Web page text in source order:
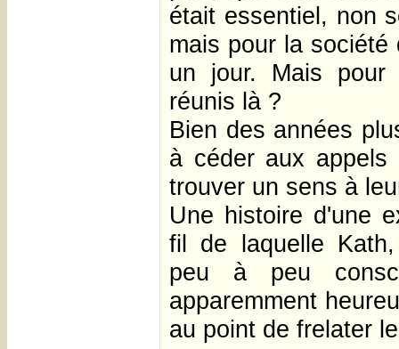
était essentiel, non
mais pour la société
un jour. Mais pour
réunis là ?
Bien des années
à céder aux
trouver un sens à
Une histoire d'une
fil de laquelle
peu à peu
apparemment
au point de frelater